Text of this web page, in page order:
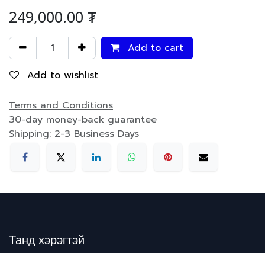
249,000.00₮
Add to cart
Add to wishlist
Terms and Conditions
30-day money-back guarantee
Shipping: 2-3 Business Days
Танд хэрэгтэй